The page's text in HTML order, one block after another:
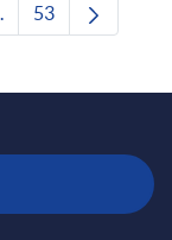
paraintermedias
Página
53